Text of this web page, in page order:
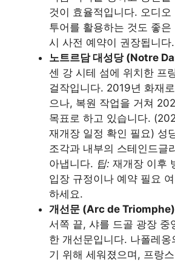
것이 효율적입니다. 오디오
투어를 활용하는 것도 좋은
시 사전 예약이 권장됩니다.
노트르담 대성당 (Notre
센 강 시테 섬에 위치한 프
걸작입니다. 2019년 화재
으나, 복원 작업을 거쳐
목표로 하고 있습니다.
재개장 일정 확인 필요) 성
조각과 내부의 스테인드글
아냅니다. 팁: 재개장 이후
입장 규정이나 예약 필요
하세요.
개선문 (Arc de
서쪽 끝, 샤를 드골 광장 중
한 개선문입니다. 나폴레
기 위해 세워졌으며, 프랑